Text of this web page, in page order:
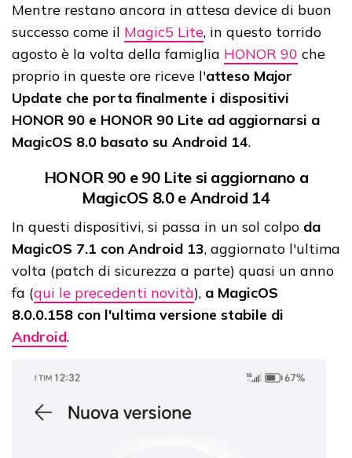
Mentre restano ancora in attesa device di buon
successo come il Magic5 Lite, in questo torrido
agosto è la volta della famiglia HONOR 90 che
proprio in queste ore riceve l'atteso Major
Update che porta finalmente i dispositivi
HONOR 90 e HONOR 90 Lite ad aggiornarsi a
MagicOS 8.0 basato su Android 14.
HONOR 90 e 90 Lite si aggiornano a
MagicOS 8.0 e Android 14
In questi dispositivi, si passa in un sol colpo da
MagicOS 7.1 con Android 13, aggiornato l'ultima
volta (patch di sicurezza a parte) quasi un anno
fa (qui le precedenti novità), a MagicOS
8.0.0.158 con l'ultima versione stabile di
Android.